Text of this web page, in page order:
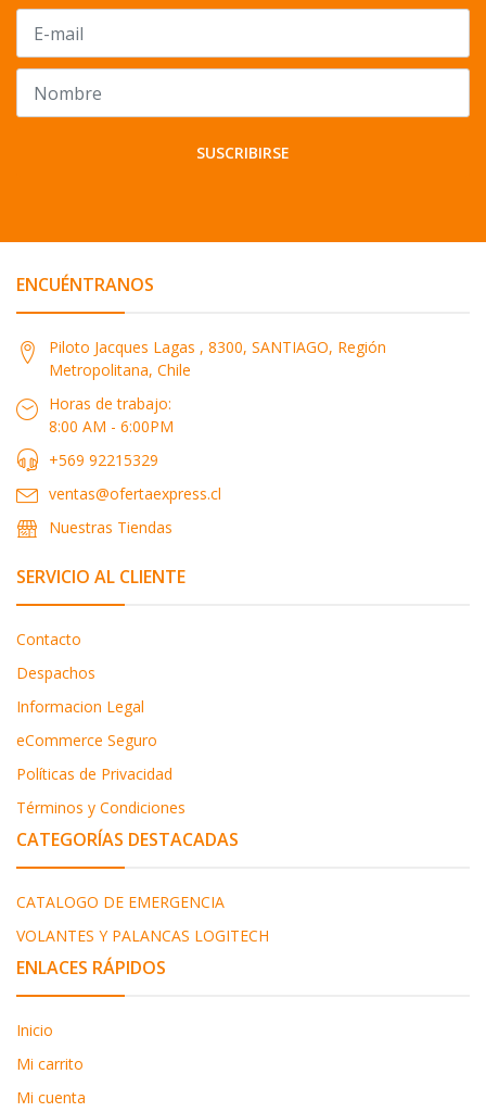
SUSCRIBIRSE
ENCUÉNTRANOS
Piloto Jacques Lagas , 8300, SANTIAGO, Región
Metropolitana, Chile
Horas de trabajo:
8:00 AM - 6:00PM
+569 92215329
ventas@ofertaexpress.cl
Nuestras Tiendas
SERVICIO AL CLIENTE
Contacto
Despachos
Informacion Legal
eCommerce Seguro
Políticas de Privacidad
Términos y Condiciones
CATEGORÍAS DESTACADAS
CATALOGO DE EMERGENCIA
VOLANTES Y PALANCAS LOGITECH
ENLACES RÁPIDOS
Inicio
Mi carrito
Mi cuenta